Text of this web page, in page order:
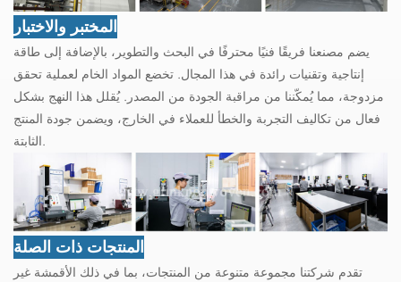
المختبر والاختبار
يضم مصنعنا فريقًا فنيًا محترفًا في البحث والتطوير، بالإضافة إلى طاقة
إنتاجية وتقنيات رائدة في هذا المجال. تخضع المواد الخام لعملية تحقق
مزدوجة، مما يُمكّننا من مراقبة الجودة من المصدر. يُقلل هذا النهج بشكل
فعال من تكاليف التجربة والخطأ للعملاء في الخارج، ويضمن جودة المنتج
الثابتة.
المنتجات ذات الصلة
تقدم شركتنا مجموعة متنوعة من المنتجات، بما في ذلك الأقمشة غير